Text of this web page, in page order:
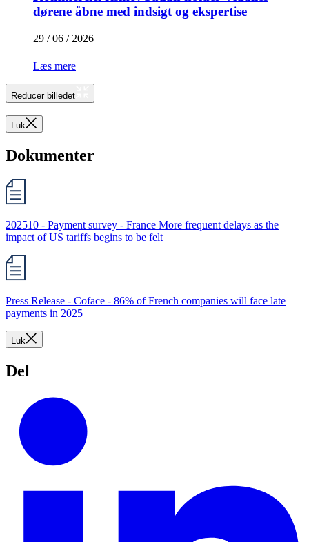
dørene åbne med indsigt og ekspertise
29 / 06 / 2026
Læs mere
Reducer billedet
Luk
Dokumenter
202510 - Payment survey - France More frequent delays as the
impact of US tariffs begins to be felt
Press Release - Coface - 86% of French companies will face late
payments in 2025
Luk
Del